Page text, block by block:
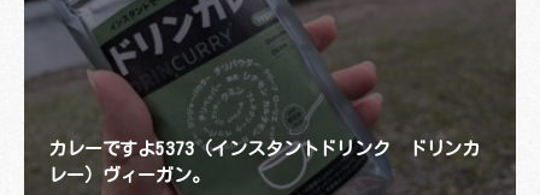
カレーですよ5373（インスタントドリンク ドリンカ
レー）ヴィーガン。